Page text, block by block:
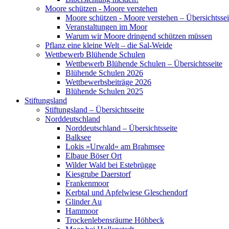
Moore schützen - Moore verstehen
Moore schützen - Moore verstehen –
Veranstaltungen im Moor
Warum wir Moore dringend schützen müssen
Pflanz eine kleine Welt – die Sal-Weide
Wettbewerb Blühende Schulen
Wettbewerb Blühende Schulen – Übersichtsseite
Blühende Schulen 2026
Wettbewerbsbeiträge 2026
Blühende Schulen 2025
Stiftungsland
Stiftungsland – Übersichtsseite
Norddeutschland
Norddeutschland – Übersichtsseite
Balksee
Lokis »Urwald« am Brahmsee
Elbaue Böser Ort
Wilder Wald bei Estebrügge
Kiesgrube Daerstorf
Frankenmoor
Kerbtal und Apfelwiese Gleschendorf
Glinder Au
Hammoor
Trockenlebensräume Höhbeck